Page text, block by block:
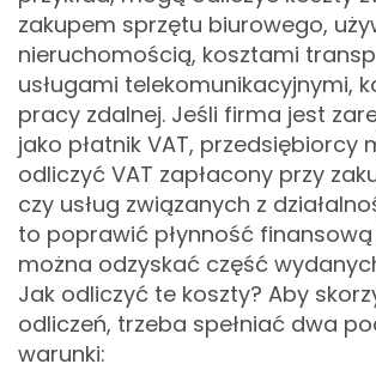
zakupem sprzętu biurowego,
nieruchomością, kosztami
usługami telekomunikacyjnymi,
pracy zdalnej. Jeśli firma jest
jako płatnik VAT, przedsiębiorcy
odliczyć VAT zapłacony przy
czy usług związanych z
to poprawić płynność
można odzyskać część
Jak odliczyć te koszty? Aby
odliczeń, trzeba spełniać dwa
warunki: